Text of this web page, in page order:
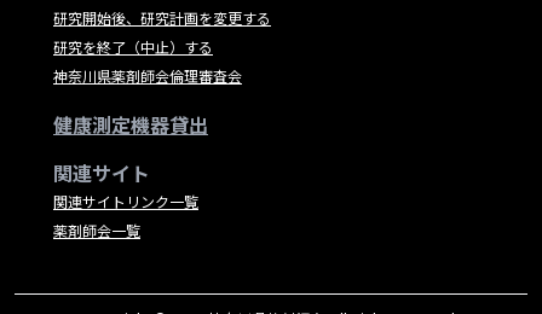
研究開始後、研究計画を変更する
研究を終了（中止）する
神奈川県薬剤師会倫理審査会
健康測定機器貸出
関連サイト
関連サイトリンク一覧
薬剤師会一覧